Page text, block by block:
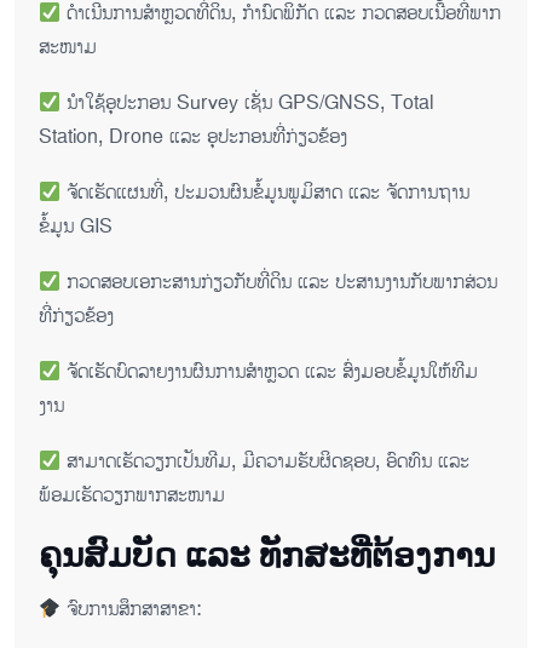
ດຳເນີນການສຳຫຼວດທີ່ດິນ, ກຳນົດພິກັດ ແລະ ກວດສອບເນື້ອທີ່ພາກ
ສະໜາມ
ນຳໃຊ້ອຸປະກອນ Survey ເຊັ່ນ GPS/GNSS, Total
Station, Drone ແລະ ອຸປະກອນທີ່ກ່ຽວຂ້ອງ
ຈັດເຮັດແຜນທີ່, ປະມວນຜົນຂໍ້ມູນພູມິສາດ ແລະ ຈັດການຖານ
ຂໍ້ມູນ GIS
ກວດສອບເອກະສານກ່ຽວກັບທີ່ດິນ ແລະ ປະສານງານກັບພາກສ່ວນ
ທີ່ກ່ຽວຂ້ອງ
ຈັດເຮັດບົດລາຍງານຜົນການສຳຫຼວດ ແລະ ສົ່ງມອບຂໍ້ມູນໃຫ້ທີມ
ງານ
ສາມາດເຮັດວຽກເປັນທີມ, ມີຄວາມຮັບຜິດຊອບ, ອົດທົນ ແລະ
ພ້ອມເຮັດວຽກພາກສະໜາມ
ຄຸນສົມບັດ ແລະ ທັກສະທີ່ຕ້ອງການ
ຈົບການສຶກສາສາຂາ: